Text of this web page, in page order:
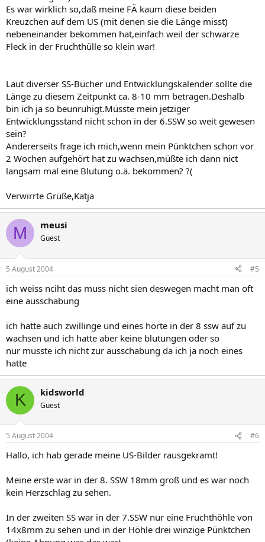
Es war wirklich so,daß meine FÄ kaum diese beiden
Kreuzchen auf dem US (mit denen sie die Länge misst)
nebeneinander bekommen hat,einfach weil der schwarze
Fleck in der Fruchthülle so klein war!
Laut diverser SS-Bücher und Entwicklungskalender sollte die
Länge zu diesem Zeitpunkt ca. 8-10 mm betragen.Deshalb
bin ich ja so beunruhigt.Müsste mein jetziger
Entwicklungsstand nicht schon in der 6.SSW so weit gewesen
sein?
Andererseits frage ich mich,wenn mein Pünktchen schon vor
2 Wochen aufgehört hat zu wachsen,müßte ich dann nict
langsam mal eine Blutung o.ä. bekommen? ?(
Verwirrte Grüße,Katja
M meusi
Guest
5 August 2004 #5
ich weiss nciht das muss nicht sien deswegen macht man oft
eine ausschabung
ich hatte auch zwillinge und eines hörte in der 8 ssw auf zu
wachsen und ich hatte aber keine blutungen oder so
nur musste ich nicht zur ausschabung da ich ja noch eines
hatte
K kidsworld
Guest
5 August 2004 #6
Hallo, ich hab gerade meine US-Bilder rausgekramt!
Meine erste war in der 8. SSW 18mm groß und es war noch
kein Herzschlag zu sehen.
In der zweiten SS war in der 7.SSW nur eine Fruchthöhle von
14x8mm zu sehen und in der Höhle drei winzige Pünktchen